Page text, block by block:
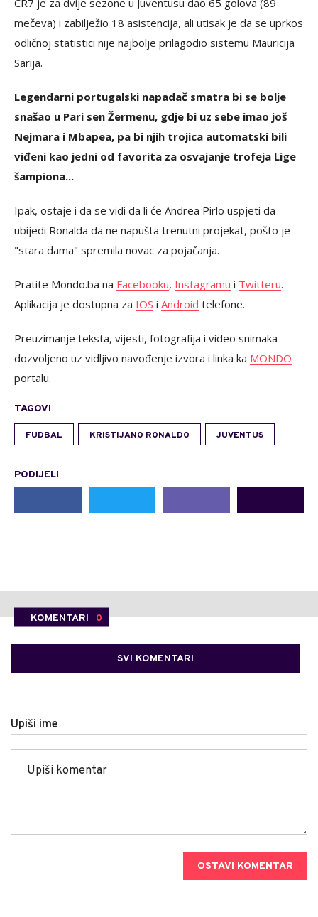
mečeva) i zabilježio 18 asistencija, ali utisak je da se uprkos
odličnoj statistici nije najbolje prilagodio sistemu Mauricija
Sarija.
Legendarni portugalski napadač smatra bi se bolje
snašao u Pari sen Žermenu, gdje bi uz sebe imao još
Nejmara i Mbapea, pa bi njih trojica automatski bili
viđeni kao jedni od favorita za osvajanje trofeja Lige
šampiona...
Ipak, ostaje i da se vidi da li će Andrea Pirlo uspjeti da
ubijedi Ronalda da ne napušta trenutni projekat, pošto je
"stara dama" spremila novac za pojačanja.
Pratite Mondo.ba na Facebooku, Instagramu i Twitteru.
Aplikacija je dostupna za IOS i Android telefone.
Preuzimanje teksta, vijesti, fotografija i video snimaka
dozvoljeno uz vidljivo navođenje izvora i linka ka MONDO
portalu.
TAGOVI
FUDBAL KRISTIJANO RONALDO JUVENTUS
PODIJELI
KOMENTARI 0
SVI KOMENTARI
Upiši ime
OSTAVI KOMENTAR